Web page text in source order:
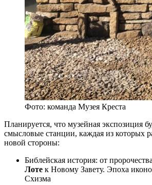
Фото: команда Музея Креста
Планируется, что музейная экспозиция
смысловые станции, каждая из которых
новой стороны:
Библейская история: от пророчества
Лоте к Новому Завету. Эпоха
Схизма